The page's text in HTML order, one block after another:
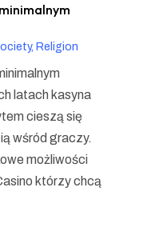
Religion
latach kasyna
cieszą się
wśród graczy.
możliwości
którzy chcą